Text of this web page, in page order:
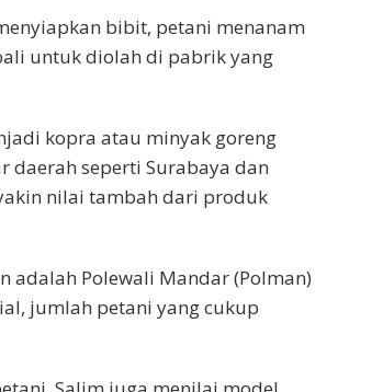
bibit, petani menanam
untuk diolah di pabrik yang
kopra atau minyak goreng
seperti Surabaya dan
nilai tambah dari produk
adalah Polewali Mandar (Polman)
jumlah petani yang cukup